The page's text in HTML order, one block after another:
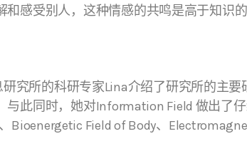
感受别人，这种情感的共鸣是高于知识的
究所的科研专家Lina介绍了研究所的主
与此同时，她对Information Field 做出了
Bioenergetic Field of Body、